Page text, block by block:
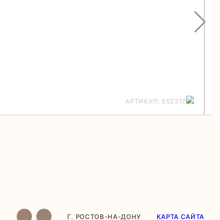
АРТИКУЛ: 652317
Г. РОСТОВ-НА-ДОНУ КАРТА САЙТА